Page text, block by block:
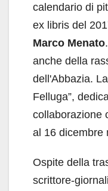
calendario di
ex libris del
Marco Menato
anche della
dell'Abbazia.
Felluga”,
collaborazione
al 16 dicembre
Ospite della
scrittore-